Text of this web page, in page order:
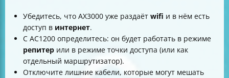
Убедитесь, что AX3000 уже раздаёт wifi и в нём есть
доступ в интернет.
С AC1200 определитесь: он будет работать в режиме
репитер или в режиме точки доступа (или как
отдельный маршрутизатор).
Отключите лишние кабели, которые могут мешать